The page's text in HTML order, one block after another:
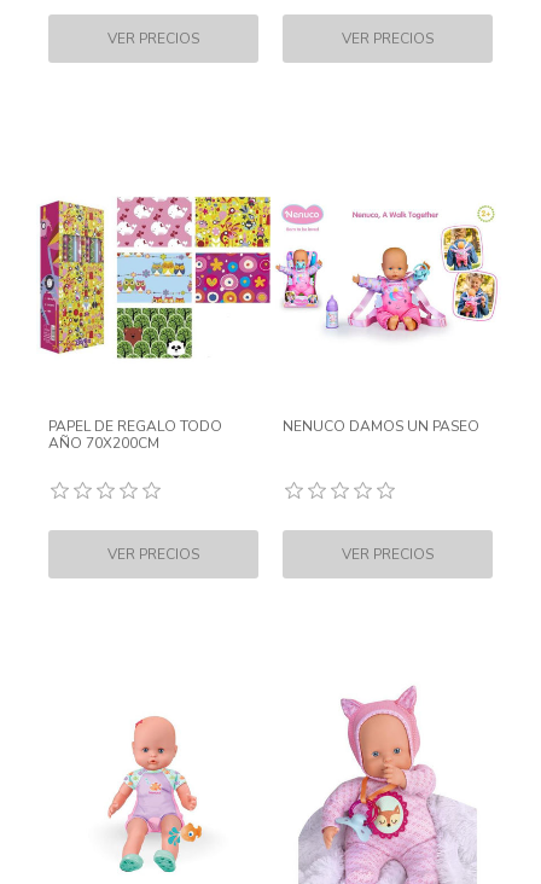
PAPEL DE REGALO TODO
AÑO 70X200CM
NENUCO DAMOS UN PASEO